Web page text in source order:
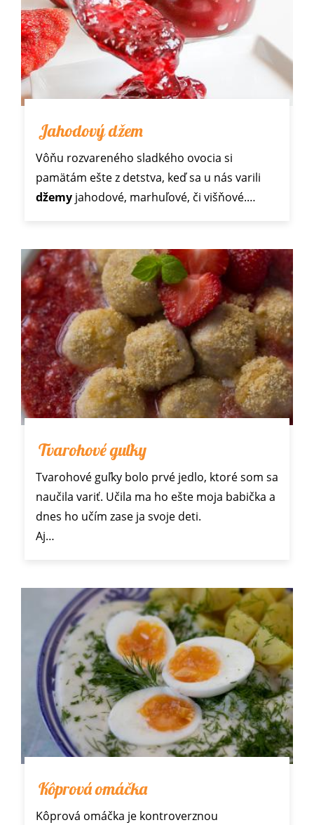
Jahodový džem
Vôňu rozvareného sladkého ovocia si
pamätám ešte z detstva, keď sa u nás varili
džemy jahodové, marhuľové, či višňové.…
Tvarohové guľky
Tvarohové guľky bolo prvé jedlo, ktoré som sa
naučila variť. Učila ma ho ešte moja babička a
dnes ho učím zase ja svoje deti.
Aj…
Kôprová omáčka
Kôprová omáčka je kontroverznou